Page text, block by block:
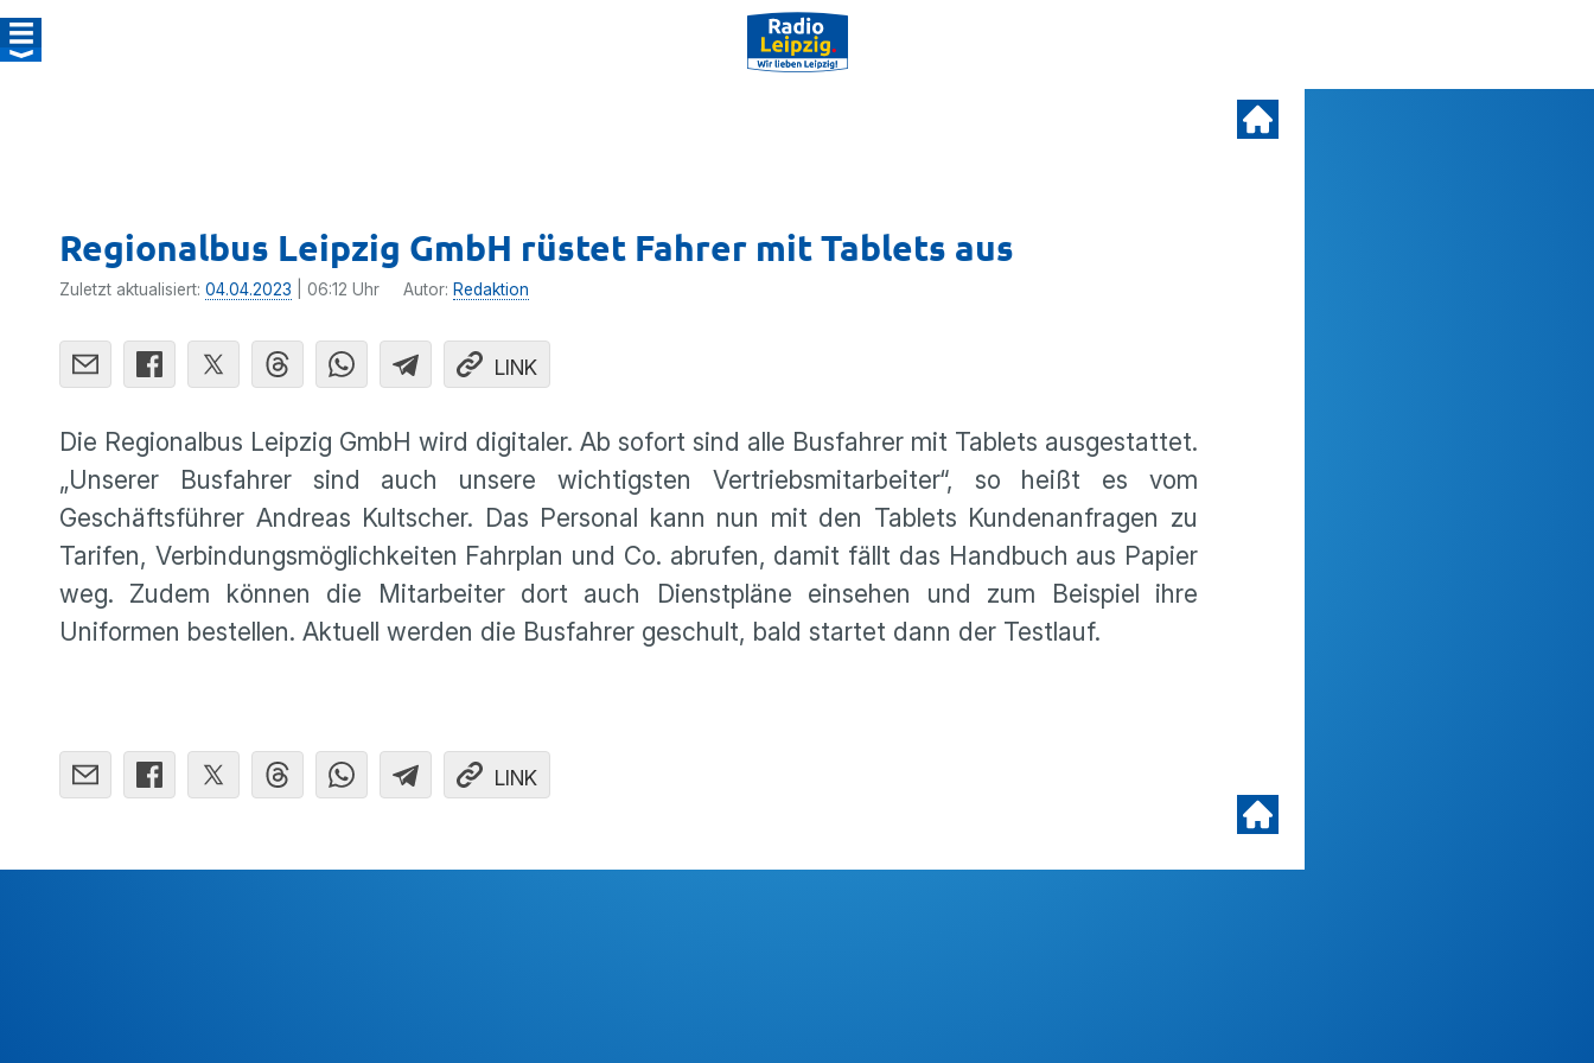
Regionalbus Leipzig GmbH rüstet Fahrer mit Tablets aus
Zuletzt aktualisiert: 04.04.2023 | 06:12 Uhr Autor: Redaktion
LINK
Die Regionalbus Leipzig GmbH wird digitaler. Ab sofort sind alle Busfahrer mit Tablets ausgestattet.
„Unserer Busfahrer sind auch unsere wichtigsten Vertriebsmitarbeiter“, so heißt es vom
Geschäftsführer Andreas Kultscher. Das Personal kann nun mit den Tablets Kundenanfragen zu
Tarifen, Verbindungsmöglichkeiten Fahrplan und Co. abrufen, damit fällt das Handbuch aus Papier
weg. Zudem können die Mitarbeiter dort auch Dienstpläne einsehen und zum Beispiel ihre
Uniformen bestellen. Aktuell werden die Busfahrer geschult, bald startet dann der Testlauf.
LINK